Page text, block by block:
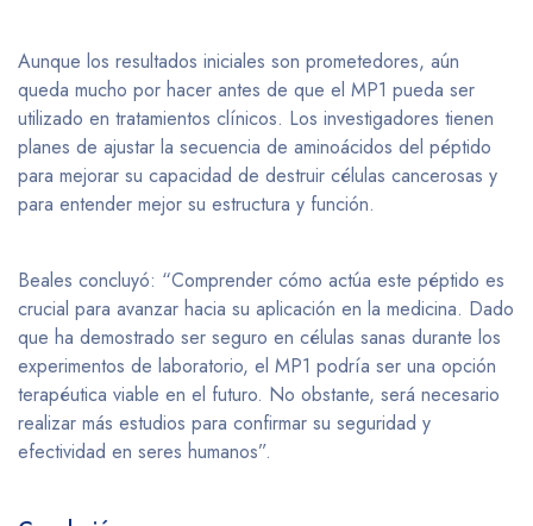
Aunque los resultados iniciales son prometedores, aún
queda mucho por hacer antes de que el MP1 pueda ser
utilizado en tratamientos clínicos. Los investigadores tienen
planes de ajustar la secuencia de aminoácidos del péptido
para mejorar su capacidad de destruir células cancerosas y
para entender mejor su estructura y función.
Beales concluyó: “Comprender cómo actúa este péptido es
crucial para avanzar hacia su aplicación en la medicina. Dado
que ha demostrado ser seguro en células sanas durante los
experimentos de laboratorio, el MP1 podría ser una opción
terapéutica viable en el futuro. No obstante, será necesario
realizar más estudios para confirmar su seguridad y
efectividad en seres humanos”.